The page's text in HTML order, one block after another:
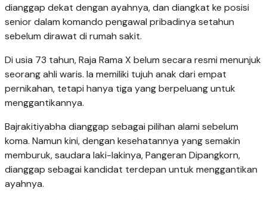
dianggap dekat dengan ayahnya, dan diangkat ke posisi
senior dalam komando pengawal pribadinya setahun
sebelum dirawat di rumah sakit.
Di usia 73 tahun, Raja Rama X belum secara resmi menunjuk
seorang ahli waris. Ia memiliki tujuh anak dari empat
pernikahan, tetapi hanya tiga yang berpeluang untuk
menggantikannya.
Bajrakitiyabha dianggap sebagai pilihan alami sebelum
koma. Namun kini, dengan kesehatannya yang semakin
memburuk, saudara laki-lakinya, Pangeran Dipangkorn,
dianggap sebagai kandidat terdepan untuk menggantikan
ayahnya.